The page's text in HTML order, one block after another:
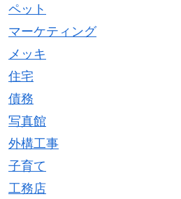
ペット
マーケティング
メッキ
住宅
債務
写真館
外構工事
子育て
工務店